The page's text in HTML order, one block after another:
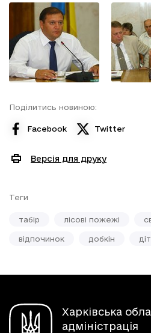
Поділитись новиною:
Facebook Twitter
Версія для друку
Теги
табір лісові пожежі
відпочинок добкін
Харківська
адміністрація